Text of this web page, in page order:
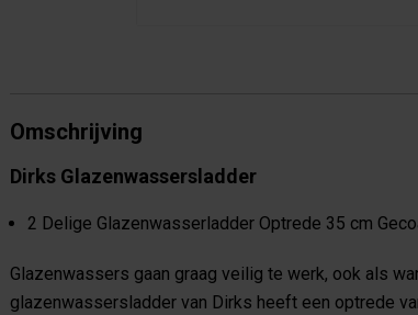
Omschrijving
Dirks Glazenwassersladder
2 Delige Glazenwasserladder Optrede 35 cm
Glazenwassers gaan graag veilig te werk, ook als
glazenwassersladder van Dirks heeft een optrede